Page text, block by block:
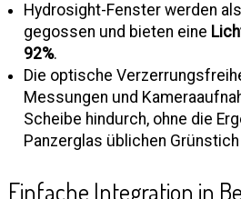
Hydrosight-Fenster werden
gegossen und bieten eine
92%.
Die optische
Messungen und
Scheibe hindurch, ohne die
Panzerglas üblichen
Einfache Integration in